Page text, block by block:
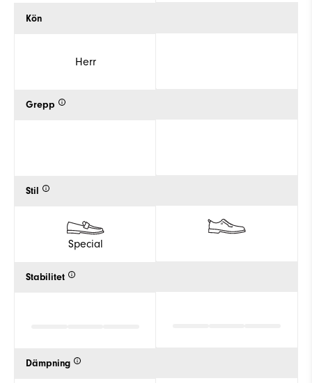
Kön
Herr
Grepp
Stil
Special
Stabilitet
Dämpning